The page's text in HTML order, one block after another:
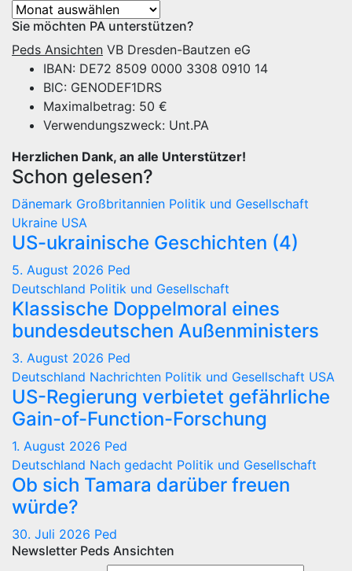
Archiv
Sie möchten PA unterstützen?
Peds Ansichten VB Dresden-Bautzen eG
IBAN: DE72 8509 0000 3308 0910 14
BIC: GENODEF1DRS
Maximalbetrag: 50 €
Verwendungszweck: Unt.PA
Herzlichen Dank, an alle Unterstützer!
Schon gelesen?
Dänemark Großbritannien Politik und Gesellschaft
Ukraine USA
US-ukrainische Geschichten (4)
5. August 2026 Ped
Deutschland Politik und Gesellschaft
Klassische Doppelmoral eines
bundesdeutschen Außenministers
3. August 2026 Ped
Deutschland Nachrichten Politik und Gesellschaft USA
US-Regierung verbietet gefährliche
Gain-of-Function-Forschung
1. August 2026 Ped
Deutschland Nach gedacht Politik und Gesellschaft
Ob sich Tamara darüber freuen
würde?
30. Juli 2026 Ped
Newsletter Peds Ansichten